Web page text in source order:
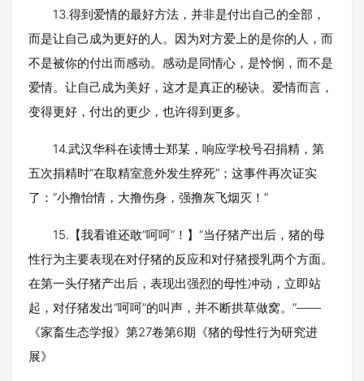
13.得到爱情的最好方法，并非是付出自己的全部，
而是让自己成为更好的人。因为对方爱上的是你的人，而
不是被你的付出而感动。感动是同情心，是怜悯，而不是
爱情。让自己成为美好，这才是真正的秘诀。爱情而言，
变得更好，付出的更少，也许得到更多。
14.武汉华科在读博士郑某，响应学校号召捐精，第
五次捐精时“在取精室意外发生猝死”；这事件再次证实
了：“小撸怡情，大撸伤身，强撸灰飞烟灭！”
15.【我看谁还敢“呵呵”！】“当仔猪产出后，猪的母
性行为主要表现在对仔猪的反应和对仔猪授乳两个方面。
在第一头仔猪产出后，表现出强烈的母性冲动，立即站
起，对仔猪发出“呵呵”的叫声，并不断拱草做窝。”——
《家畜生态学报》第27卷第6期《猪的母性行为研究进
展》